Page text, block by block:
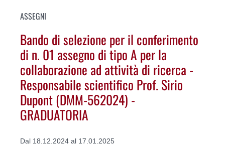
ASSEGNI
Bando di selezione per il conferimento
di n. 01 assegno di tipo A per la
collaborazione ad attività di ricerca -
Responsabile scientifico Prof. Sirio
Dupont (DMM-562024) -
GRADUATORIA
Dal 18.12.2024 al 17.01.2025